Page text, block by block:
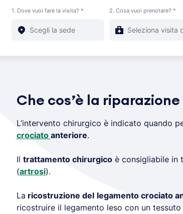
1. Dove vuoi fare la visita? * 2. Cosa vuoi prenotare? *
Che cos’è la
L’intervento chirurgico è indicato quando
crociato anteriore.
Il trattamento chirurgicoè consigliabile in
(artrosi).
La ricostruzione del legamento crociato
ricostruire il legamento leso con un